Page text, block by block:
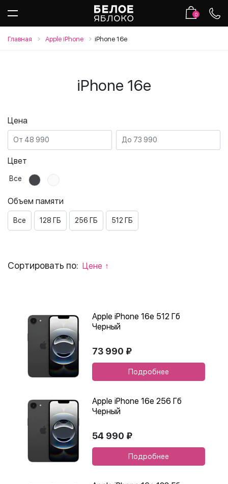
0
Главная Apple iPhone iPhone 16e
iPhone 16e
Цена
Цвет
Все
Объем памяти
Все 128 ГБ 256 ГБ 512 ГБ
Сортировать по: Цене
Apple iPhone 16e 512 Гб
Черный
73 990 ₽
Подробнее
Apple iPhone 16e 256 Гб
Черный
54 990 ₽
Подробнее